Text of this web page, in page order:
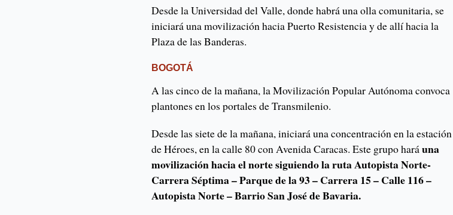
Desde la Universidad del Valle, donde habrá una olla comunitaria, se
iniciará una movilización hacia Puerto Resistencia y de allí hacia la
Plaza de las Banderas.
BOGOTÁ
A las cinco de la mañana, la Movilización Popular Autónoma convoca
plantones en los portales de Transmilenio.
Desde las siete de la mañana, iniciará una concentración en la estación
de Héroes, en la calle 80 con Avenida Caracas. Este grupo haráuna
movilización hacia el norte siguiendo la ruta Autopista Norte-
Carrera Séptima – Parque de la 93 – Carrera 15 – Calle 116 –
Autopista Norte – Barrio San José de Bavaria.